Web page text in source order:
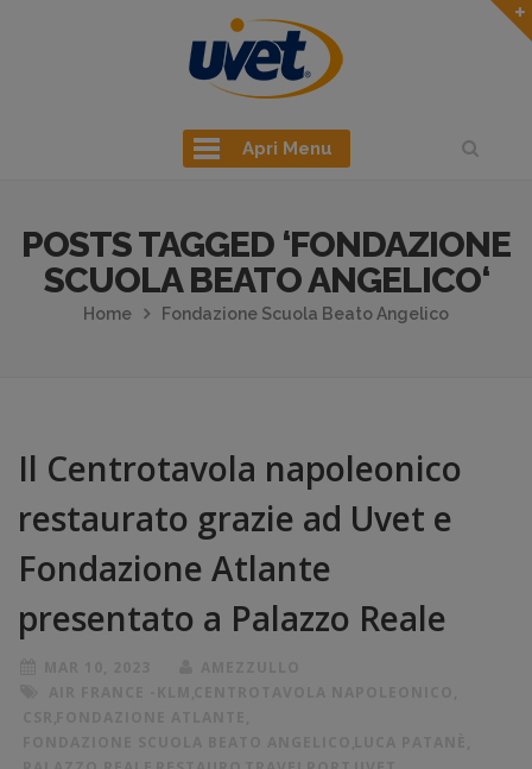
Apri Menu
POSTS TAGGED ‘FONDAZIONE
SCUOLA BEATO ANGELICO‘
Home Fondazione Scuola Beato Angelico
Il Centrotavola napoleonico
restaurato grazie ad Uvet e
Fondazione Atlante
presentato a Palazzo Reale